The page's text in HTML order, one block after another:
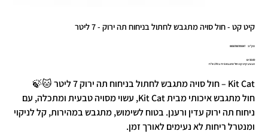
קיט קט - חול סויה מתגבש לחתול בניחוח תה ירוק - 7 ליטר
מק"ט:
מק"ט
8858788709347
מחיר‏50.00 ‏₪
מבצע קיט קט חול מתגבש 6 יח ב 279 ש"ח
Kit Cat – חול סויה מתגבש לחתול בניחוח תה ירוק 7 ליטר 🐱🍃
חול מתגבש איכותי מבית Kit Cat, עשוי מסויה טבעית ומתכלה, עם
ניחוח תה ירוק עדין ורענן. בטוח לשימוש, מתגבש במהירות, קל לניקוי
ומנטרל ריחות לא נעימים לאורך זמן.